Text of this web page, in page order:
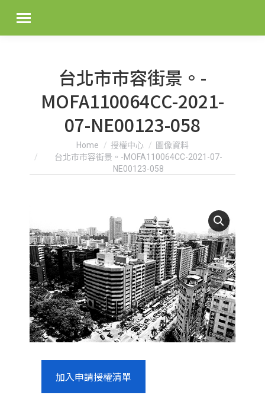
台北市市容街景。-
MOFA110064CC-2021-
07-NE00123-058
You are here:Home 授權中心
圖像資料
台北市市容街景。-MOFA110064CC-2021-07-
NE00123-058
加入申請授權清單